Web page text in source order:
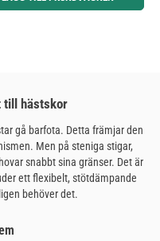
till hästskor
gå barfota. Detta främjar den
Men på steniga stigar,
snabbt sina gränser. Det är
ett flexibelt, stötdämpande
behöver det.